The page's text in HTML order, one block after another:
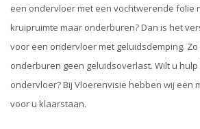
een ondervloer met een vochtwerende folie
kruipruimte maar onderburen? Dan is het
voor een ondervloer met geluidsdemping.
onderburen geen geluidsoverlast. Wilt u
ondervloer? Bij Vloerenvisie hebben wij een
voor u klaarstaan.